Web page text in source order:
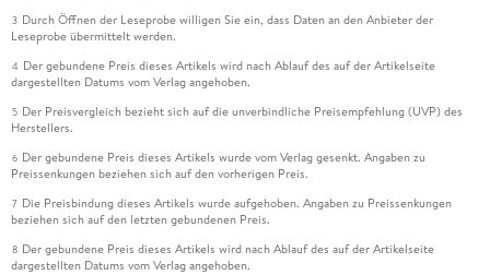
3 Durch Öffnen der Leseprobe willigen Sie ein, dass Daten an den Anbieter der
Leseprobe übermittelt werden.
4 Der gebundene Preis dieses Artikels wird nach Ablauf des auf der Artikelseite
dargestellten Datums vom Verlag angehoben.
5 Der Preisvergleich bezieht sich auf die unverbindliche Preisempfehlung (UVP) des
Herstellers.
6 Der gebundene Preis dieses Artikels wurde vom Verlag gesenkt. Angaben zu
Preissenkungen beziehen sich auf den vorherigen Preis.
7 Die Preisbindung dieses Artikels wurde aufgehoben. Angaben zu Preissenkungen
beziehen sich auf den letzten gebundenen Preis.
8 Der gebundene Preis dieses Artikels wird nach Ablauf des auf der Artikelseite
dargestellten Datums vom Verlag angehoben.